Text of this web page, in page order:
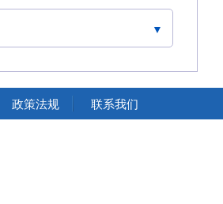
政策法规 联系我们